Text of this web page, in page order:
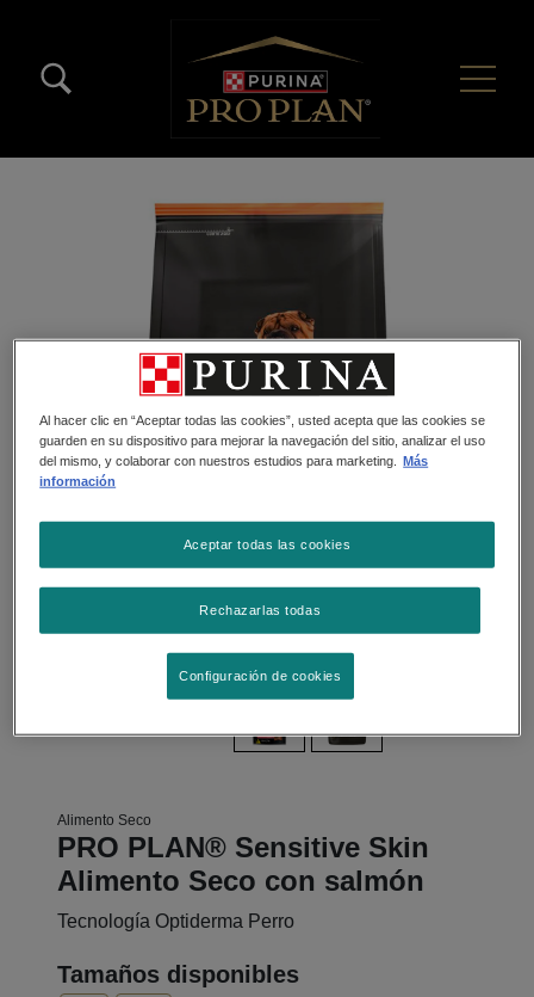
Alimento Seco
PRO PLAN® Sensitive Skin
Alimento Seco con salmón
Tecnología Optiderma Perro
Tamaños disponibles
Al hacer clic en “Aceptar todas las cookies”, usted acepta que las cookies se
guarden en su dispositivo para mejorar la navegación del sitio, analizar el uso
del mismo, y colaborar con nuestros estudios para marketing.
Más
información
Rechazarlas todas
Aceptar todas las cookies
Configuración de cookies